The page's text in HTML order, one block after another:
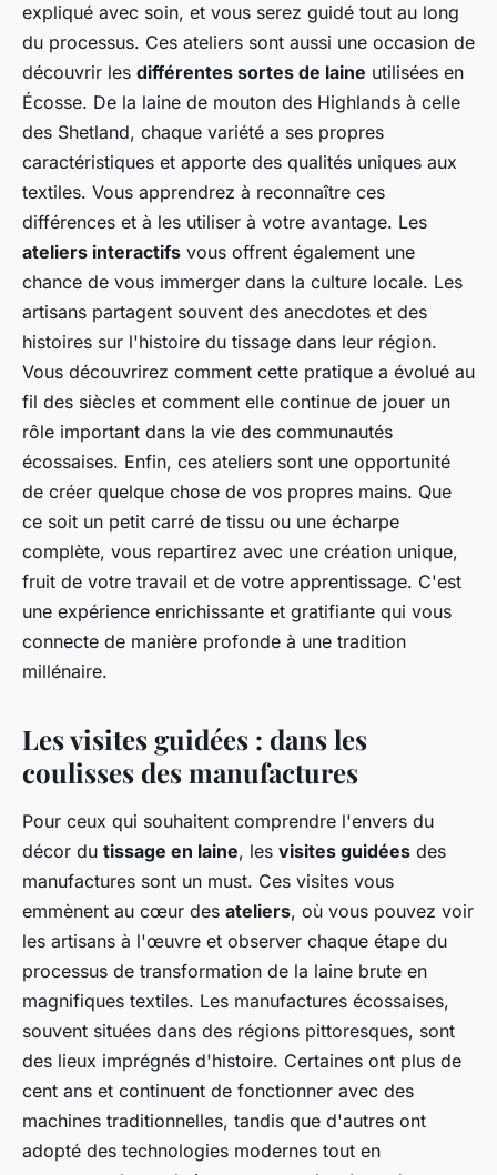
expliqué avec soin, et vous serez guidé tout au long
du processus. Ces ateliers sont aussi une occasion de
découvrir les différentes sortes de laine utilisées en
Écosse. De la laine de mouton des Highlands à celle
des Shetland, chaque variété a ses propres
caractéristiques et apporte des qualités uniques aux
textiles. Vous apprendrez à reconnaître ces
différences et à les utiliser à votre avantage. Les
ateliers interactifs vous offrent également une
chance de vous immerger dans la culture locale. Les
artisans partagent souvent des anecdotes et des
histoires sur l'histoire du tissage dans leur région.
Vous découvrirez comment cette pratique a évolué au
fil des siècles et comment elle continue de jouer un
rôle important dans la vie des communautés
écossaises. Enfin, ces ateliers sont une opportunité
de créer quelque chose de vos propres mains. Que
ce soit un petit carré de tissu ou une écharpe
complète, vous repartirez avec une création unique,
fruit de votre travail et de votre apprentissage. C'est
une expérience enrichissante et gratifiante qui vous
connecte de manière profonde à une tradition
millénaire.
Les visites guidées : dans les
coulisses des manufactures
Pour ceux qui souhaitent comprendre l'envers du
décor du tissage en laine, les visites guidées des
manufactures sont un must. Ces visites vous
emmènent au cœur des ateliers, où vous pouvez voir
les artisans à l'œuvre et observer chaque étape du
processus de transformation de la laine brute en
magnifiques textiles. Les manufactures écossaises,
souvent situées dans des régions pittoresques, sont
des lieux imprégnés d'histoire. Certaines ont plus de
cent ans et continuent de fonctionner avec des
machines traditionnelles, tandis que d'autres ont
adopté des technologies modernes tout en